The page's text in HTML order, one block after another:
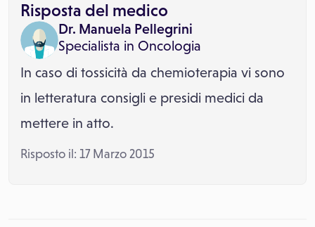
Risposta del medico
Dr. Manuela Pellegrini
Specialista in Oncologia
In caso di tossicità da chemioterapia vi sono
in letteratura consigli e presidi medici da
mettere in atto.
Risposto il: 17 Marzo 2015